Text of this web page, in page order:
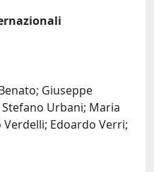
Giuseppe
Urbani; Maria
Verdelli; Edoardo Verri;